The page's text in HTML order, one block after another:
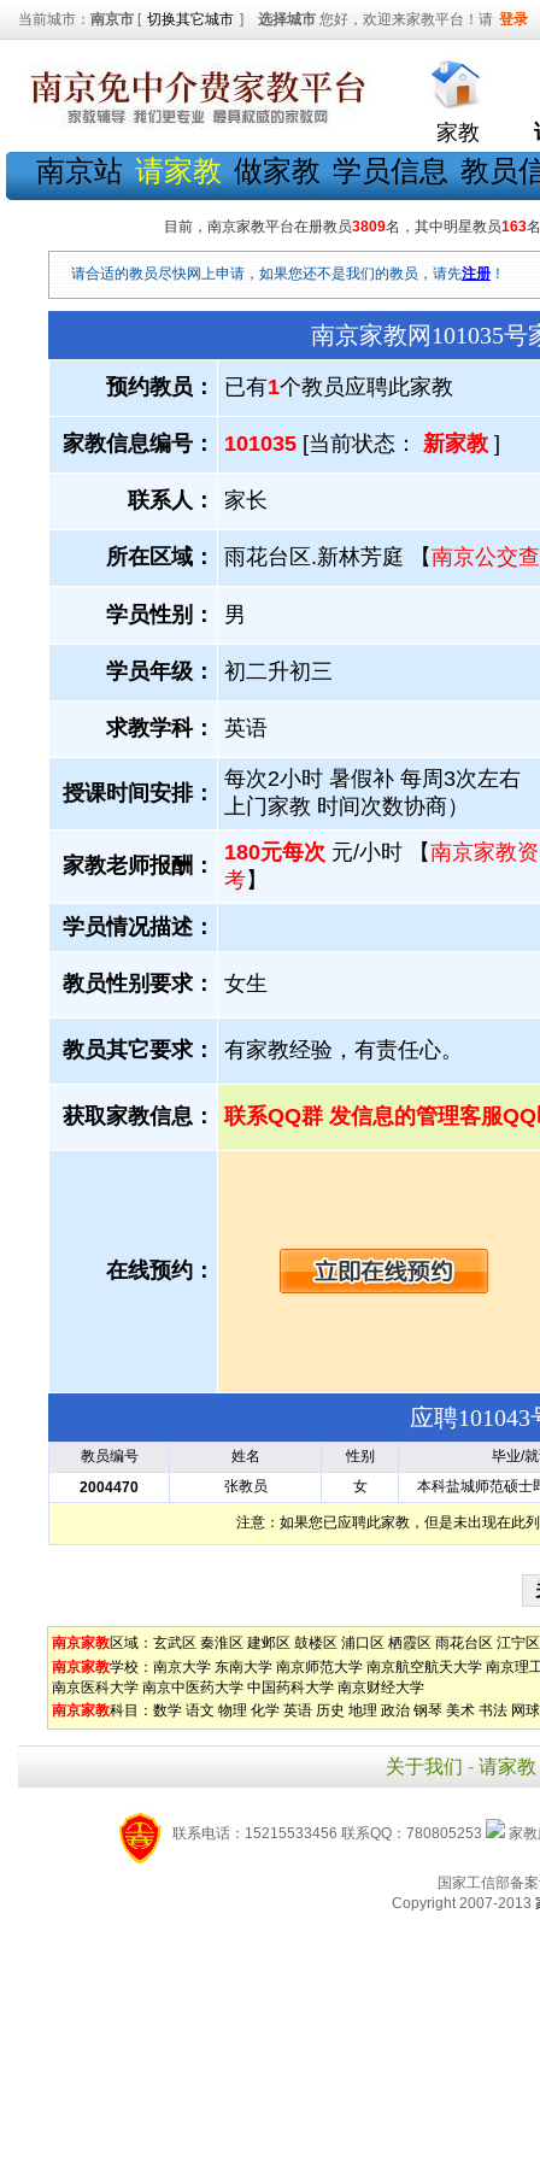
当前城市： 南京市 [ 切换其它城市 ] 选择城市 您好，欢迎来家教平台！请 登录
家教
南京站 请家教 做家教 学员信息 教员
目前，南京家教平台在册教员3809名，其中明星教员163
请合适的教员尽快网上申请，如果您还不是我们的教员，请先注册 ！
南京家教网101035
预约教员： 已有1个教员应聘此家教
家教信息编号： 101035 [当前状态： 新家教 ]
联系人： 家长
所在区域： 雨花台区.新林芳庭 【南京公交
学员性别： 男
学员年级： 初二升初三
求教学科： 英语
授课时间安排：
每次2小时 暑假补 每周3次左右
上门家教 时间次数协商）
家教老师报酬：
180元每次 元/小时 【南京家教
考】
学员情况描述：
教员性别要求： 女生
教员其它要求： 有家教经验，有责任心。
获取家教信息： 联系QQ群 发信息的管理客服
在线预约：
应聘
教员编号 姓名 性别
毕业/
2004470
张教员 女 本科盐城师范硕士
注意：如果您已应聘此家教，但是未出现在此
南京家教区域： 玄武区 秦淮区 建邺区 鼓楼区 浦口区 栖霞区 雨花台区 江宁区
南京家教学校： 南京大学 东南大学 南京师范大学 南京航空航天大学 南京理
南京医科大学 南京中医药大学 中国药科大学 南京财经大学
南京家教科目： 数学 语文 物理 化学 英语 历史 地理 政治 钢琴 美术 书法 网球
关于我们 - 请家教
联系电话：15215533456 联系QQ：780805253 家
国家工信部备
Copyright 2007-2013